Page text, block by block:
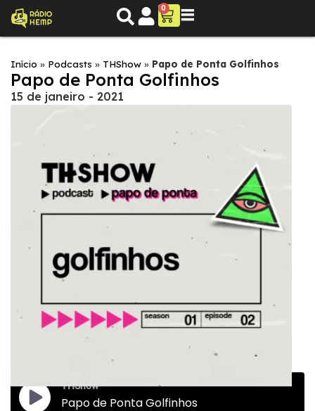
0
Início » Podcasts » THShow » Papo de Ponta Golfinhos
Papo de Ponta Golfinhos
15 de janeiro - 2021
THShow
Papo de Ponta Golfinhos